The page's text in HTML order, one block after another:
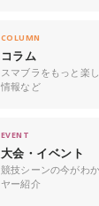
COLUMN
コラム
スマブラをもっと楽
情報など
EVENT
大会・イベント
競技シーンの今がわ
ヤー紹介